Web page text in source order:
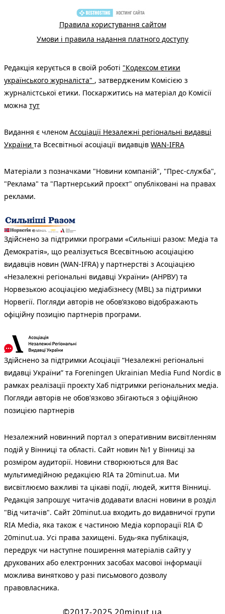
Правила користування сайтом
Умови і правила надання платного доступу
Редакція керується в своїй роботі "Кодексом етики
українського журналіста" , затвердженим Комісією з
журналістської етики. Поскаржитись на матеріал до Комісії
можна тут
Видання є членом Асоціації Незалежні регіональні видавці
України та Всесвітньої асоціації видавців WAN-IFRA
Матеріали з позначками "Новини компаній", "Прес-служба",
"Реклама" та "Партнерський проєкт" опубліковані на правах
реклами.
Здійснено за підтримки програми «Сильніші разом: Медіа та
Демократія», що реалізується Всесвітньою асоціацією
видавців новин (WAN-IFRA) у партнерстві з Асоціацією
«Незалежні регіональні видавці України» (АНРВУ) та
Норвезькою асоціацією медіабізнесу (MBL) за підтримки
Норвегії. Погляди авторів не обов’язково відображають
офіційну позицію партнерів програми.
Здійснено за підтримки Асоціації “Незалежні регіональні
видавці України” та Foreningen Ukrainian Media Fund Nordic в
рамках реалізації проєкту Хаб підтримки регіональних медіа.
Погляди авторів не обов'язково збігаються з офіційною
позицією партнерів
Незалежний новинний портал з оперативним висвітленням
подій у Вінниці та області. Сайт новин №1 у Вінниці за
розміром аудиторії. Новини створюються для Вас
мультимедійною редакцією RIA та 20minut.ua. Ми
висвітлюємо важливі та цікаві події, людей, життя Вінниці.
Редакція запрошує читачів додавати власні новини в розділ
"Від читачів". Сайт 20minut.ua входить до видавничої групи
RIA Media, яка також є частиною Медіа корпорації RIA ©
20minut.ua. Усі права захищені. Будь-яка публiкацiя,
передрук чи наступне поширення матеріалів сайту у
друкованих або електронних засобах масової інформації
можлива винятково у разі письмового дозволу
правовласника.